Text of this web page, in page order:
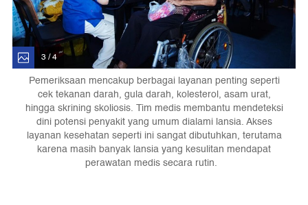
3 / 4
Pemeriksaan mencakup berbagai layanan penting seperti
cek tekanan darah, gula darah, kolesterol, asam urat,
hingga skrining skoliosis. Tim medis membantu mendeteksi
dini potensi penyakit yang umum dialami lansia. Akses
layanan kesehatan seperti ini sangat dibutuhkan, terutama
karena masih banyak lansia yang kesulitan mendapat
perawatan medis secara rutin.